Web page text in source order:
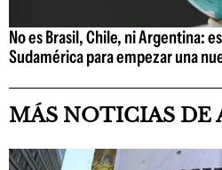
No es Brasil, Chile, ni Argentina:
Sudamérica para empezar una
MÁS NOTICIAS DE